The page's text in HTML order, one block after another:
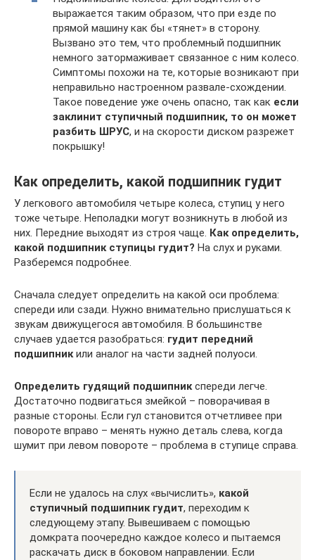
выражается таким образом, что при езде по
прямой машину как бы «тянет» в сторону.
Вызвано это тем, что проблемный подшипник
немного затормаживает связанное с ним колесо.
Симптомы похожи на те, которые возникают при
неправильно настроенном развале-схождении.
Такое поведение уже очень опасно, так как если
заклинит ступичный подшипник, то он может
разбить ШРУС, и на скорости диском разрежет
покрышку!
Как определить, какой подшипник гудит
У легкового автомобиля четыре колеса, ступиц у него
тоже четыре. Неполадки могут возникнуть в любой из
них. Передние выходят из строя чаще. Как определить,
какой подшипник ступицы гудит? На слух и руками.
Разберемся подробнее.
Сначала следует определить на какой оси проблема:
спереди или сзади. Нужно внимательно прислушаться к
звукам движущегося автомобиля. В большинстве
случаев удается разобраться: гудит передний
подшипникили аналог на части задней полуоси.
Определить гудящий подшипникспереди легче.
Достаточно подвигаться змейкой – поворачивая в
разные стороны. Если гул становится отчетливее при
повороте вправо – менять нужно деталь слева, когда
шумит при левом повороте – проблема в ступице справа.
Если не удалось на слух «вычислить», какой
ступичный подшипник гудит, переходим к
следующему этапу. Вывешиваем с помощью
домкрата поочередно каждое колесо и пытаемся
раскачать диск в боковом направлении. Если